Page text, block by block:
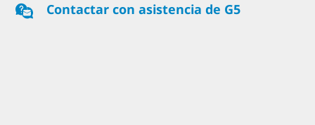
Contactar con asistencia de G5